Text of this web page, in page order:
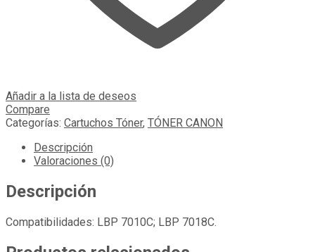
Añadir a la lista de deseos
Compare
Categorías: Cartuchos Tóner, TÓNER CANON
Descripción
Valoraciones (0)
Descripción
Compatibilidades: LBP 7010C; LBP 7018C.